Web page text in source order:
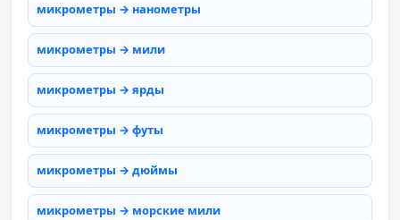
микрометры → нанометры
микрометры → мили
микрометры → ярды
микрометры → футы
микрометры → дюймы
микрометры → морские мили